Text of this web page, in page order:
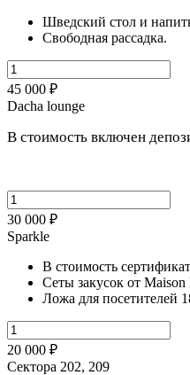
Шведский стол и
Свободная рассадка.
45 000 ₽
Dacha lounge
В стоимость включен
30 000 ₽
Sparkle
В стоимость
Сеты закусок от
Ложа для посетителей
20 000 ₽
Сектора 202, 209